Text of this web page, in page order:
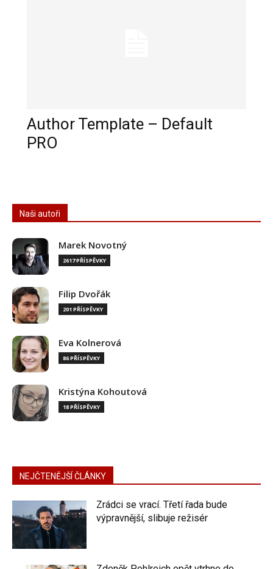
Author Template – Default
PRO
Naši autoři
Marek Novotný
2617 PŘÍSPĚVKY
Filip Dvořák
201 PŘÍSPĚVKY
Eva Kolnerová
86 PŘÍSPĚVKY
Kristýna Kohoutová
18 PŘÍSPĚVKY
NEJČTENĚJŠÍ ČLÁNKY
Zrádci se vrací. Třetí řada bude
výpravnější, slibuje režisér